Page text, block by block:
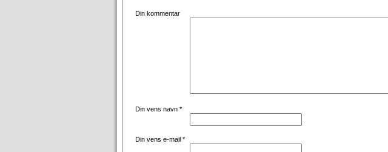
Din kommentar
Din vens navn *
Din vens e-mail *